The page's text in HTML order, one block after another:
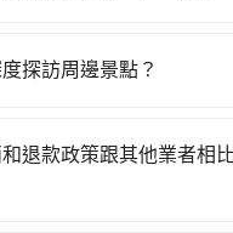
花費為1,140元。但如果
元車資，而且更會額外浪
在還不馬上來預約tripool
和可能的每小時40元
Vios這類乘坐體驗較差的
沒有較大的七人座或九人
0.4%，其叫車的難度是
的九人座廂型車最高可
的需求進行選擇。此外，
提供優於其他業者更彈
程時能更無後顧之憂。無
探訪周邊景點？
探訪更多的景點，並且可
遊覽。除了景點本身，還
退款政策跟其他業者相